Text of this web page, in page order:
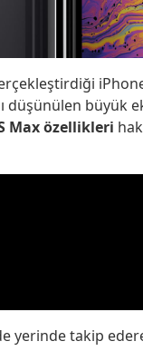
gerçekleştirdiği
düşünülen büyük
Max özellikleri
yerinde takip